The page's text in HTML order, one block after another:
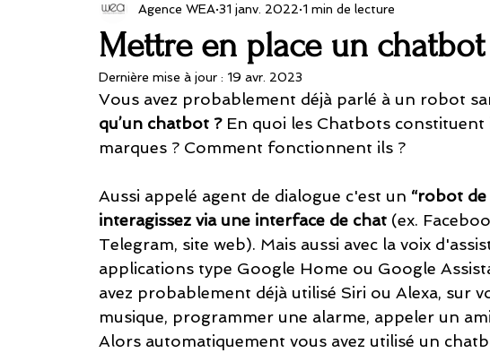
Mettre en place un
Agence WEA 31 janv. 2022 1 min de lecture
Dernière mise à jour : 19 avr. 2023
Vous avez probablement déjà parlé à un robot
qu’un chatbot ? En quoi les Chatbots
marques ? Comment fonctionnent ils ?
Aussi appelé agent de dialogue c'est un “robot de
interagissez via une interface de chat (ex.
Telegram, site web). Mais aussi avec la voix
applications type Google Home ou Google
avez probablement déjà utilisé Siri ou Alexa, sur
musique, programmer une alarme, appeler un
Alors automatiquement vous avez utilisé un